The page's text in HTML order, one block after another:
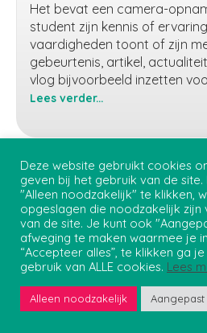
Het bevat een camera-
student zijn kennis of
vaardigheden toont of zijn
gebeurtenis, artikel,
vlog bijvoorbeeld inzetten
Lees verder...
Meer resultaten
Onderwijs Student Support -
Tekstuele
Deze website gebruikt cookies
geven bij het gebruik van de
"Alleen noodzakelijk" te klikken,
opgeslagen die noodzakelijk
van de site. Je kunt ook
afweging te maken waarmee je
“Accepteer alles”, te klikken ga
gebruik van ALLE cookies. Lees
Alleen noodzakelijk Aangepast